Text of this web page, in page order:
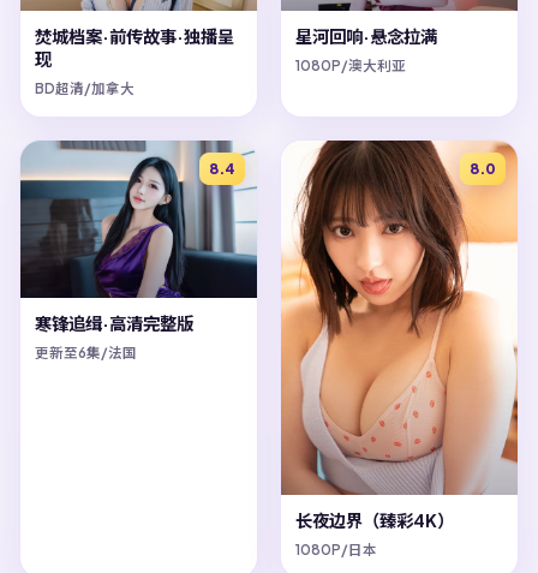
焚城档案·前传故事·独播呈
现
BD超清/加拿大
星河回响·悬念拉满
1080P/澳大利亚
8.4
寒锋追缉·高清完整版
更新至6集/法国
8.0
长夜边界（臻彩4K）
1080P/日本